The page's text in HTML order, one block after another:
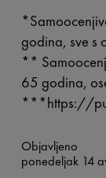
*
godina, sve s
**
65 godina,
***https://
Objavljeno
ponedeljak 14